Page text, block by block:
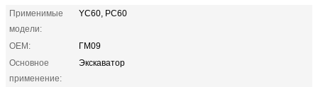
Применимые
модели:
YC60, PC60
OEM:
ГМ09
Основное
применение:
Экскаватор